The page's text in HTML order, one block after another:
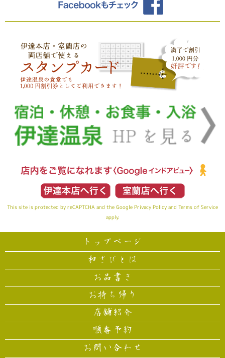
This site is protected by reCAPTCHA and the Google Privacy Policy and Terms of Service
apply.
トップページ
和さびとは
お品書き
お持ち帰り
店舗紹介
順番予約
お問い合わせ